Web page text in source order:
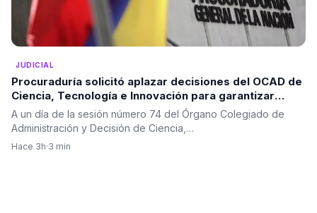
JUDICIAL
Procuraduría solicitó aplazar decisiones del OCAD de
Ciencia, Tecnología e Innovación para garantizar
mayor análisis de los proyectos
A un día de la sesión número 74 del Órgano Colegiado de
Administración y Decisión de Ciencia,…
Hace 3h·3 min